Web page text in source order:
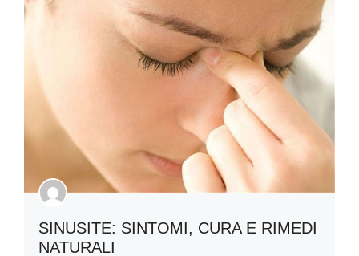
SINUSITE: SINTOMI, CURA E RIMEDI
NATURALI